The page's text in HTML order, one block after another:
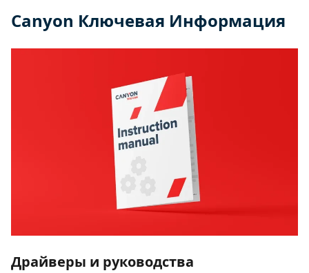
Canyon Ключевая Информация
Драйверы и руководства